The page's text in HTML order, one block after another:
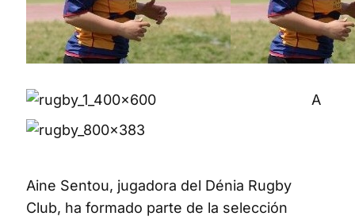
A
Aine Sentou, jugadora del Dénia Rugby
Club, ha formado parte de la selección